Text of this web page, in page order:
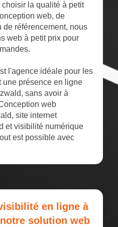
la qualité à petit
web, de
référencement, nous
web à petit prix pour
l'agence idéale pour les
une présence en ligne
sans avoir à
web
site internet
et visibilité numérique
est possible avec
en ligne à
solution web